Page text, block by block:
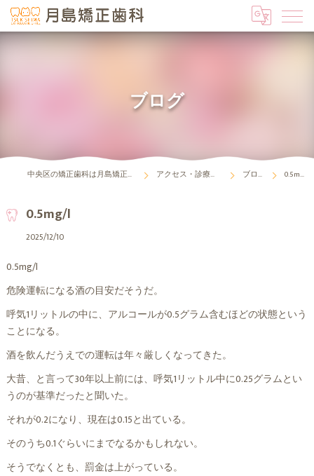
ブログ
中央区の矯正歯科は月島矯正歯科 アクセス・診療時間 ブログ 0.5mg/l
0.5mg/l
2025/12/10
0.5mg/l
危険運転になる酒の目安だそうだ。
呼気1リットルの中に、アルコールが0.5グラム含むほどの状態という
ことになる。
酒を飲んだうえでの運転は年々厳しくなってきた。
大昔、と言って30年以上前には、呼気1リットル中に0.25グラムとい
うのが基準だったと聞いた。
それが0.2になり、現在は0.15と出ている。
そのうち0.1ぐらいにまでなるかもしれない。
そうでなくとも、罰金は上がっている。